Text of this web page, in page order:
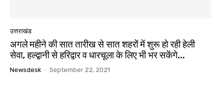
उत्तराखंड
अगले महीने की सात तारीख से सात शहरों में शुरू हो रही हेली
सेवा, हल्द्वानी से हरिद्वार व धारचूला के लिए भी भर सकेंगे...
Newsdesk - September 22, 2021